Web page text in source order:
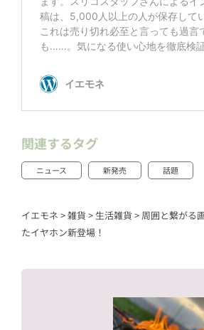
関連するタグ
ニュース 新発売 話題
イエモネ >雑貨 > 生活雑貨 > 周囲と繋がる
たイヤホン新登場！